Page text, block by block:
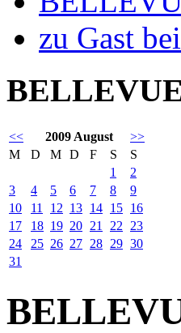
zu Gast
<< 2009 August
>>
M
D M D F S
S
1
2
3
4 5 6 7 8
9
10
11 12 13 14 15 16
17
18 19 20 21 22
23
24
25 26 27 28 29 30
31